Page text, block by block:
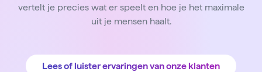
vertelt je precies wat er speelt en hoe je het maximale
uit je mensen haalt.
Lees of luister ervaringen van onze klanten